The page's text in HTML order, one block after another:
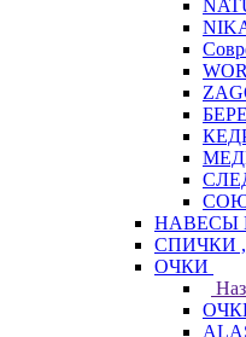
НАВЕСЫ
СПИЧКИ
ОЧКИ